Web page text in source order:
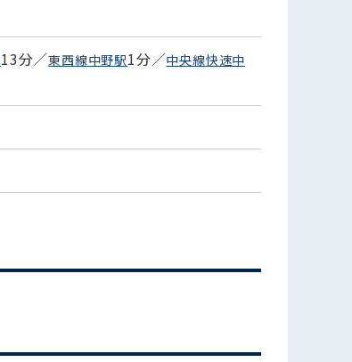
13分／東西線中野駅1分／中央線快速中